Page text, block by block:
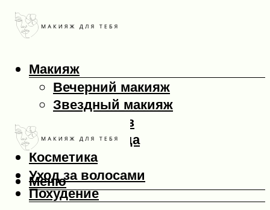
Макияж
Вечерний макияж
Звездный макияж
Макияж глаз
Макияж лица
Косметика
Уход за волосами
Похудение
Меню